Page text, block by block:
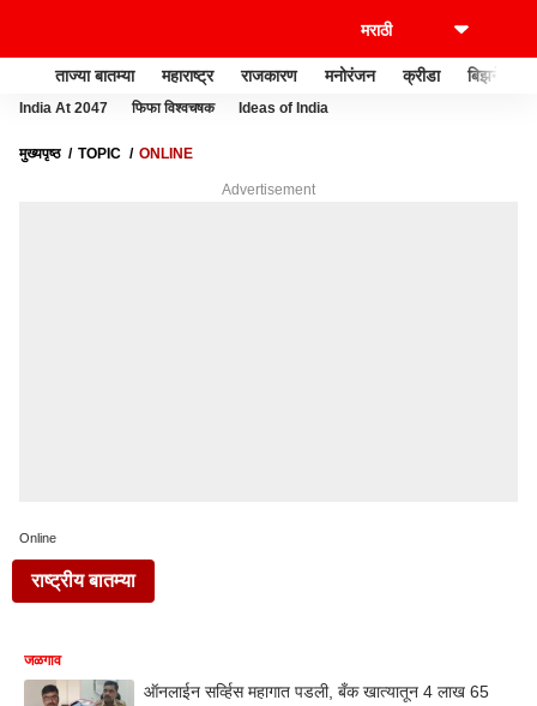
ताज्या बातम्या महाराष्ट्र राजकारण मनोरंजन क्रीडा बिझनेस
India At 2047 फिफा विश्वचषक Ideas of India
मुख्यपृष्ठ TOPIC ONLINE
Advertisement
Online
राष्ट्रीय बातम्या
जळगाव
ऑनलाईन सर्व्हिस महागात पडली, बँक खात्यातून 4 लाख 65